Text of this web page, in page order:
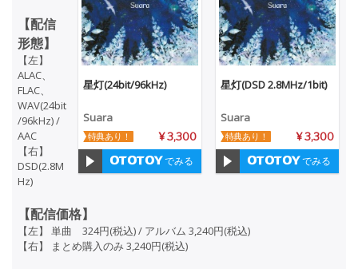
星灯(DSD 2.8MHz/1bit)
Suara
¥ 3,300
特典あり！
でみる
星灯(24bit/96kHz)
Suara
¥ 3,300
特典あり！
でみる
【配信
形態】
【左】
ALAC、
FLAC、
WAV(24bit
/96kHz) /
AAC
【右】
DSD(2.8M
Hz)
【配信価格】
【左】 単曲 324円(税込) / アルバム 3,240円(税込)
【右】 まとめ購入のみ 3,240円(税込)